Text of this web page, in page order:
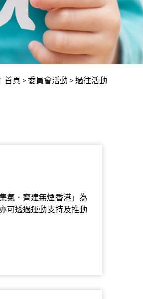
首頁 > 委員會活動 > 過往活動
氣．齊建無煙香港」為
可透過運動支持及推動